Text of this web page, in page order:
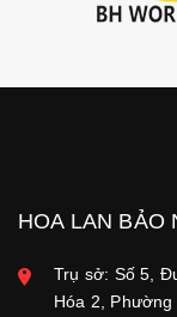
HOA LAN BẢO
Trụ sở: Số 5,
Hóa 2,